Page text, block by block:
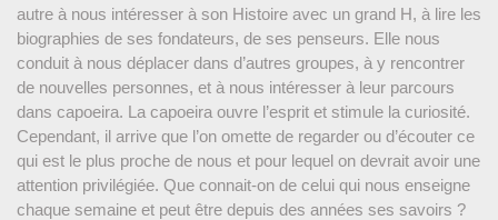
autre à nous intéresser à son Histoire avec un grand H, à lire les
biographies de ses fondateurs, de ses penseurs. Elle nous
conduit à nous déplacer dans d’autres groupes, à y rencontrer
de nouvelles personnes, et à nous intéresser à leur parcours
dans capoeira. La capoeira ouvre l’esprit et stimule la curiosité.
Cependant, il arrive que l’on omette de regarder ou d’écouter ce
qui est le plus proche de nous et pour lequel on devrait avoir une
attention privilégiée. Que connait-on de celui qui nous enseigne
chaque semaine et peut être depuis des années ses savoirs ?